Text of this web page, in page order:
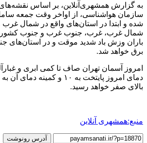
به گزارش همشهری‌آنلاین، بر اساس
سازمان هواشناسی، از اواخر وقت جمعه
شده و ابتدا در استان‌های واقع در شمال غرب
شمال غرب، غرب، جنوب غرب و جنوب
باران وزش باد شدید موقت و در استان‌های
برق خواهد شد.
امروز آسمان تهران صاف تا کمی ابری و
بالای صفر خواهد رسید.
منبع:همشهری آنلاین
آدرس رونوشت